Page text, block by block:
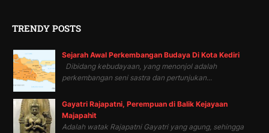
TRENDY POSTS
Sejarah Awal Perkembangan Budaya Di Kota Kediri
Dibidang kebudayaan, yang menonjol adalah
perkembangan seni sastra dan pertunjukan...
Gayatri Rajapatni, Perempuan di Balik Kejayaan
Majapahit
Adalah watak Rajapatni Gayatri yang agung, sehingga